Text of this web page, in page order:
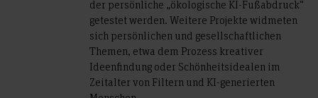
der persönliche „ökologische KI-Fußabdruck“
getestet werden. Weitere Projekte widmeten
sich persönlichen und gesellschaftlichen
Themen, etwa dem Prozess kreativer
Ideenfindung oder Schönheitsidealen im
Zeitalter von Filtern und KI-generierten